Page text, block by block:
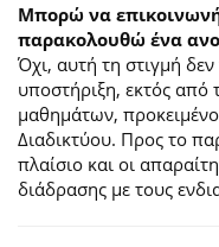
Μπορώ να
παρακολουθώ ένα
Όχι, αυτή τη στιγμή
υποστήριξη, εκτός
μαθημάτων,
Διαδικτύου. Προς το
πλαίσιο και οι
διάδρασης με τους